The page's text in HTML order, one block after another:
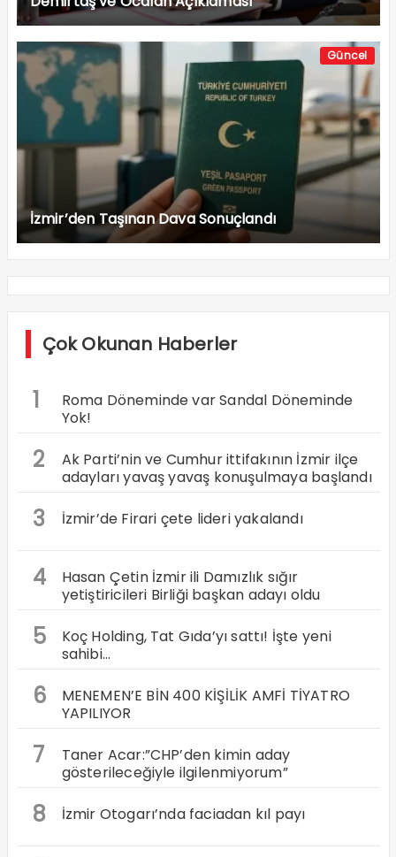
Güncel
İzmir’den Taşınan Dava Sonuçlandı
Çok Okunan Haberler
1
Roma Döneminde var Sandal Döneminde
Yok!
2
Ak Parti’nin ve Cumhur ittifakının İzmir ilçe
adayları yavaş yavaş konuşulmaya başlandı
3 İzmir’de Firari çete lideri yakalandı
4
Hasan Çetin İzmir ili Damızlık sığır
yetiştiricileri Birliği başkan adayı oldu
5
Koç Holding, Tat Gıda’yı sattı! İşte yeni
sahibi…
6
MENEMEN’E BİN 400 KİŞİLİK AMFİ TİYATRO
YAPILIYOR
7
Taner Acar:”CHP’den kimin aday
gösterileceğiyle ilgilenmiyorum”
8 İzmir Otogarı’nda faciadan kıl payı